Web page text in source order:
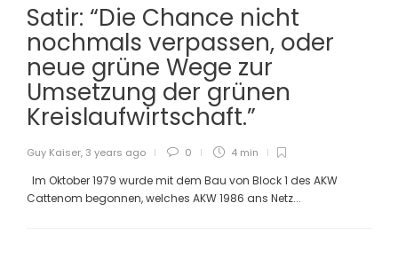
Satir: “Die Chance nicht
nochmals verpassen, oder
neue grüne Wege zur
Umsetzung der grünen
Kreislaufwirtschaft.”
Guy Kaiser, 3 years ago 0 4 min
Im Oktober 1979 wurde mit dem Bau von Block 1 des AKW
Cattenom begonnen, welches AKW 1986 ans Netz...